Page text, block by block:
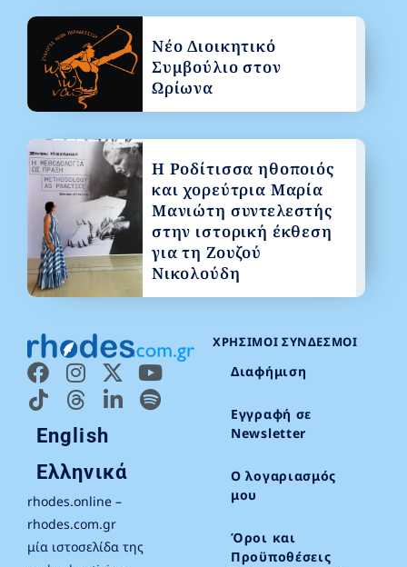
English
Ελληνικά
rhodes.online –
rhodes.com.gr
μία ιστοσελίδα της
ΧΡΉΣΙΜΟΙ ΣΎΝΔΕΣΜΟΙ
Διαφήμιση
Εγγραφή σε
Newsletter
Ο λογαριασμός
μου
Όροι και
Προϋποθέσεις
Νέο Διοικητικό
Συμβούλιο στον
Ωρίωνα
Η Ροδίτισσα ηθοποιός
και χορεύτρια Μαρία
Μανιώτη συντελεστής
στην ιστορική έκθεση
για τη Ζουζού
Νικολούδη